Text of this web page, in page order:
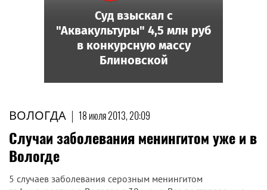
ВОЛОГДА | 18 июля 2013, 20:09
Случаи заболевания менингитом уже и в
Вологде
5 случаев заболевания серозным менингитом
Суд взыскал с
"Аквакультуры" 4,5 млн руб
в конкурсную массу
Блиновской